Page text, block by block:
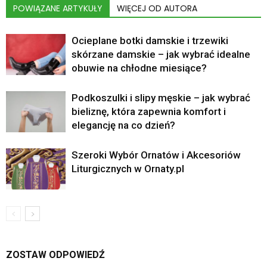
POWIĄZANE ARTYKUŁY WIĘCEJ OD AUTORA
Ocieplane botki damskie i trzewiki
skórzane damskie – jak wybrać idealne
obuwie na chłodne miesiące?
Podkoszulki i slipy męskie – jak wybrać
bieliznę, która zapewnia komfort i
elegancję na co dzień?
Szeroki Wybór Ornatów i Akcesoriów
Liturgicznych w Ornaty.pl
ZOSTAW ODPOWIEDŹ